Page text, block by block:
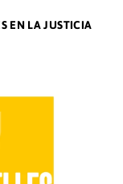
EN LA JUSTICIA